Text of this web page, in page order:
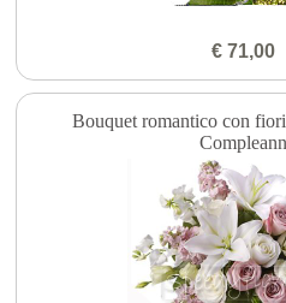
€ 71,00
Bouquet romantico con